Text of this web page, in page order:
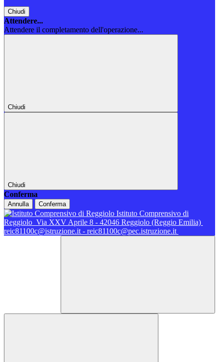
Chiudi
Attendere...
Attendere il completamento dell'operazione...
Chiudi
Chiudi
Conferma
Annulla Conferma
Istituto Comprensivo di
Reggiolo Via XXV Aprile 8 - 42046 Reggiolo (Reggio Emilia)
reic81100c@istruzione.it - reic81100c@pec.istruzione.it